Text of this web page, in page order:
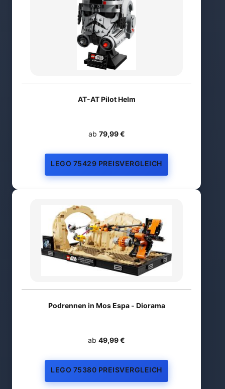
AT-AT Pilot Helm
ab 79,99 €
LEGO 75429 PREISVERGLEICH
Podrennen in Mos Espa - Diorama
ab 49,99 €
LEGO 75380 PREISVERGLEICH